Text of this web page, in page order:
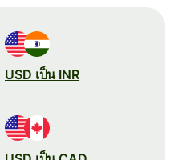
USD เป็น INR